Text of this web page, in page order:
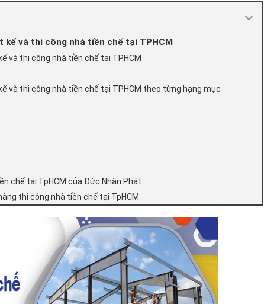
và thi công nhà tiền chế tại TPHCM
và thi công nhà tiền chế tại TPHCM
và thi công nhà tiền chế tại TPHCM theo từng hạng mục
chế tại TpHCM của Đức Nhân Phát
thi công nhà tiền chế tại TpHCM